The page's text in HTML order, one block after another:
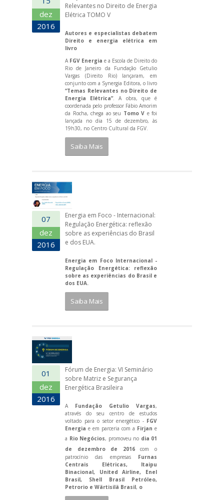
dez
2016
Relevantes no Direito de Energia
Elétrica TOMO V
Autores e especialistas debatem
Direito e energia elétrica em
livro
A FGV Energia e a Escola de Direito do
Rio de Janeiro da Fundação Getulio
Vargas (Direito Rio) lançaram, em
conjunto com a Synergia Editora, o livro
“Temas Relevantes no Direito de
Energia Elétrica”. A obra, que é
coordenada pelo professor Fábio Amorim
da Rocha, chega ao seu Tomo V e foi
lançada no dia 15 de dezembro, às
19h30, no Centro Cultural da FGV.
Saiba Mais
07
dez
2016
Energia em Foco - Internacional:
Regulação Energética: reflexão
sobre as experiências do Brasil
e dos EUA.
Energia em Foco Internacional -
Regulação Energética: reflexão
sobre as experiências do Brasil e
dos EUA.
Saiba Mais
01
dez
2016
Fórum de Energia: VI Seminário
sobre Matriz e Segurança
Energética Brasileira
A Fundação Getulio Vargas,
através do seu centro de estudos
voltado para o setor energético - FGV
Energia e em parceria com a Firjan e
a Rio Negócios, promoveu no dia 01
de dezembro de 2016com o
patrocínio das empresas Furnas
Centrais Elétricas, Itaipu
Binacional, United Airline, Enel
Brasil, Shell Brasil Petróleo,
Petrorio e Wärtisilä Brasil, o